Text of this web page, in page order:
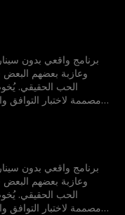
العلاقات الناشئة
مالية. هل يمكن للحب
وعازبة بعضهم البعض
الحب الحقيقي.
مصممة لاختبار التوافق
العلاقات الناشئة
مالية. هل يمكن للحب
وعازبة بعضهم البعض
الحب الحقيقي.
مصممة لاختبار التوافق